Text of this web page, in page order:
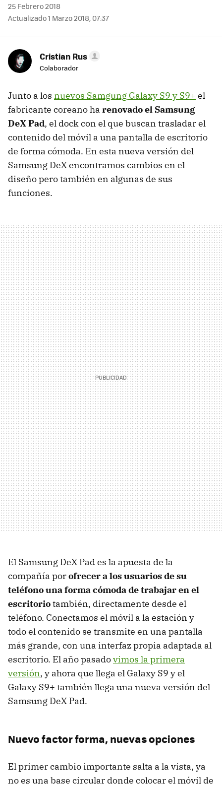
25 Febrero 2018
Actualizado 1 Marzo 2018, 07:37
Cristian Rus
Colaborador
Junto a los nuevos Samgung Galaxy S9 y S9+ el
fabricante coreano ha renovado el Samsung
DeX Pad, el dock con el que buscan trasladar el
contenido del móvil a una pantalla de escritorio
de forma cómoda. En esta nueva versión del
Samsung DeX encontramos cambios en el
diseño pero también en algunas de sus
funciones.
El Samsung DeX Pad es la apuesta de la
compañía porofrecer a los usuarios de su
teléfono una forma cómoda de trabajar en el
escritoriotambién, directamente desde el
teléfono. Conectamos el móvil a la estación y
todo el contenido se transmite en una pantalla
más grande, con una interfaz propia adaptada al
escritorio. El año pasadovimos la primera
versión, y ahora que llega el Galaxy S9 y el
Galaxy S9+ también llega una nueva versión del
Samsung DeX Pad.
Nuevo factor forma, nuevas opciones
El primer cambio importante salta a la vista, ya
no es una base circular donde colocar el móvil de